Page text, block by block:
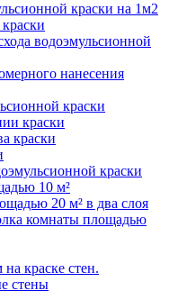
краски на 1м2
водоэмульсионной
нанесения
краски
краски
краски
краски
10 м²
20 м² в два слоя
комнаты площадью
краске стен.
стены